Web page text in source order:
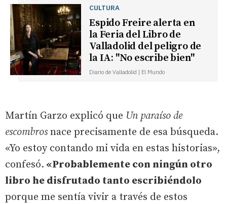
CULTURA
Espido Freire alerta en
la Feria del Libro de
Valladolid del peligro de
la IA: "No escribe bien"
Diario de Valladolid | El Mundo
Martín Garzo explicó que Un paraíso de
escombrosnace precisamente de esa búsqueda.
«Yo estoy contando mi vida en estas historias»,
confesó. «Probablemente con ningún otro
libro he disfrutado tanto escribiéndolo
porque me sentía vivir a través de estos